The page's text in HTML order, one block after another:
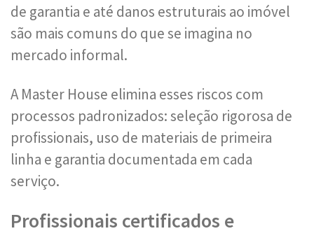
de garantia e até danos estruturais ao imóvel
são mais comuns do que se imagina no
mercado informal.
A Master House elimina esses riscos com
processos padronizados: seleção rigorosa de
profissionais, uso de materiais de primeira
linha e garantia documentada em cada
serviço.
Profissionais certificados e